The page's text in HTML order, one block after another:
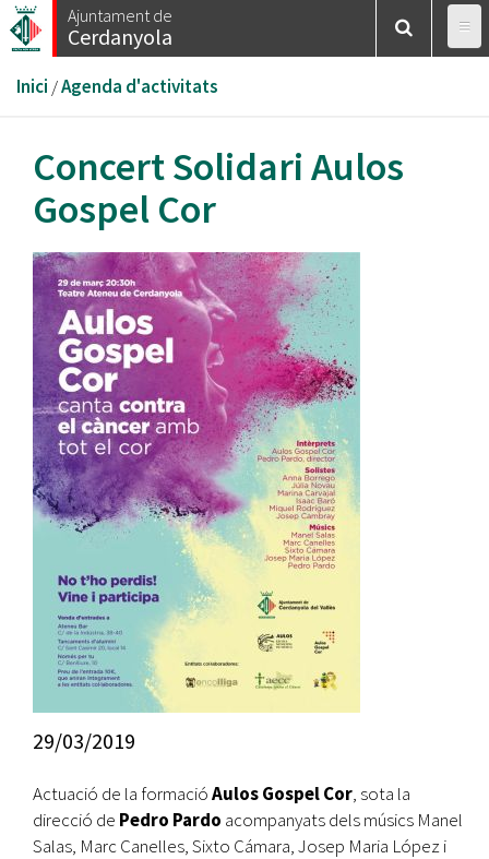
Vés
al
Ajuntament de
Cerdanyola
Esteu
aquí
Inici /Agenda d'activitats
Concert Solidari Aulos
Gospel Cor
29/03/2019
Actuació de la formacióAulos Gospel Cor, sota la
direcció de Pedro Pardo acompanyats dels músics Manel
Salas, Marc Canelles, Sixto Cámara, Josep Maria López i